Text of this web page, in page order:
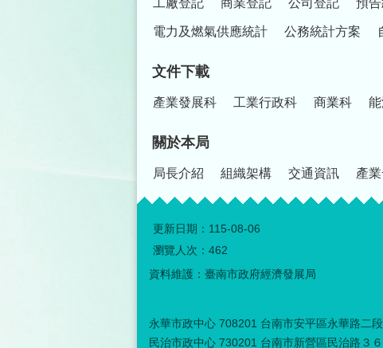
電力及燃氣供應統計 公務統計方案
文件下載
產業發展科 工業行政科 商業科
關於本局
局長介紹 組織架構 交通資訊 產
更新日期： 115-08-06
瀏覽人次： 462
資料維護：臺南市政府經濟發展局
永華市政中心 708201 台南市安平區永華路二
民治市政中心 730201 台南市新營區民治路３